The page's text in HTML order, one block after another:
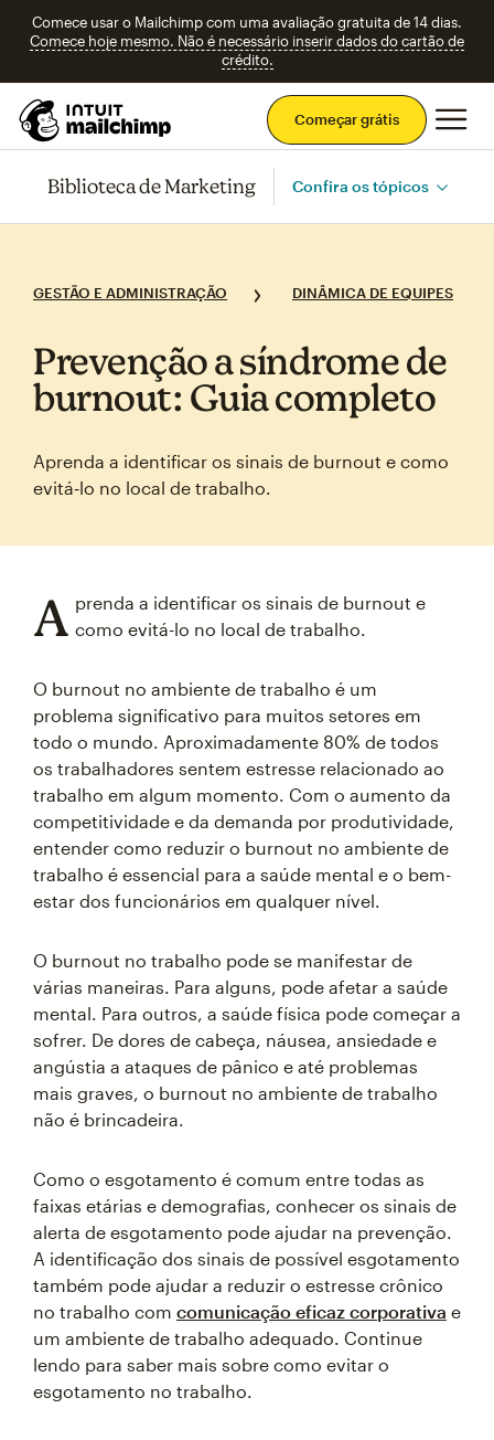
Comece usar o Mailchimp com uma avaliação gratuita de 14 dias.
Comece hoje mesmo. Não é necessário inserir dados do cartão de
crédito.
Começar grátis
Biblioteca de Marketing Confira os tópicos
GESTÃO E ADMINISTRAÇÃO DINÂMICA DE EQUIPES
Prevenção a síndrome de
burnout: Guia completo
Aprenda a identificar os sinais de burnout e como
evitá‑lo no local de trabalho.
A prenda a identificar os sinais de burnout e
como evitá-lo no local de trabalho.
O burnout no ambiente de trabalho é um
problema significativo para muitos setores em
todo o mundo. Aproximadamente 80% de todos
os trabalhadores sentem estresse relacionado ao
trabalho em algum momento. Com o aumento da
competitividade e da demanda por produtividade,
entender como reduzir o burnout no ambiente de
trabalho é essencial para a saúde mental e o bem-
estar dos funcionários em qualquer nível.
O burnout no trabalho pode se manifestar de
várias maneiras. Para alguns, pode afetar a saúde
mental. Para outros, a saúde física pode começar a
sofrer. De dores de cabeça, náusea, ansiedade e
angústia a ataques de pânico e até problemas
mais graves, o burnout no ambiente de trabalho
não é brincadeira.
Como o esgotamento é comum entre todas as
faixas etárias e demografias, conhecer os sinais de
alerta de esgotamento pode ajudar na prevenção.
A identificação dos sinais de possível esgotamento
também pode ajudar a reduzir o estresse crônico
no trabalho com comunicação eficaz corporativa e
um ambiente de trabalho adequado. Continue
lendo para saber mais sobre como evitar o
esgotamento no trabalho.